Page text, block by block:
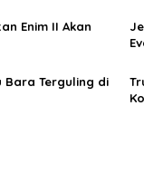
Enim II Akan
Bara Terguling di